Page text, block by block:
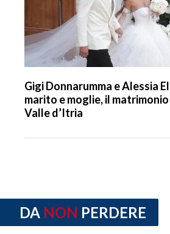
Gigi Donnarumma e Alessia
marito e moglie, il
Valle d’Itria
DA NON PERDERE